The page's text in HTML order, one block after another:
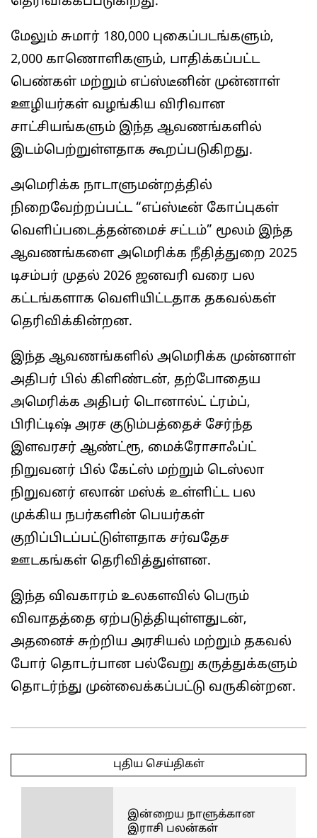
மேலும் சுமார் 180,000 புகைப்படங்களும்,
2,000 காணொளிகளும், பாதிக்கப்பட்ட
பெண்கள் மற்றும் எப்ஸ்டீனின் முன்னாள்
ஊழியர்கள் வழங்கிய விரிவான
சாட்சியங்களும் இந்த ஆவணங்களில்
இடம்பெற்றுள்ளதாக கூறப்படுகிறது.
அமெரிக்க நாடாளுமன்றத்தில்
நிறைவேற்றப்பட்ட “எப்ஸ்டீன் கோப்புகள்
வெளிப்படைத்தன்மைச் சட்டம்” மூலம் இந்த
ஆவணங்களை அமெரிக்க நீதித்துறை 2025
டிசம்பர் முதல் 2026 ஜனவரி வரை பல
கட்டங்களாக வெளியிட்டதாக தகவல்கள்
தெரிவிக்கின்றன.
இந்த ஆவணங்களில் அமெரிக்க முன்னாள்
அதிபர் பில் கிளிண்டன், தற்போதைய
அமெரிக்க அதிபர் டொனால்ட் ட்ரம்ப்,
பிரிட்டிஷ் அரச குடும்பத்தைச் சேர்ந்த
இளவரசர் ஆண்ட்ரூ, மைக்ரோசாஃப்ட்
நிறுவனர் பில் கேட்ஸ் மற்றும் டெஸ்லா
நிறுவனர் எலான் மஸ்க் உள்ளிட்ட பல
முக்கிய நபர்களின் பெயர்கள்
குறிப்பிடப்பட்டுள்ளதாக சர்வதேச
ஊடகங்கள் தெரிவித்துள்ளன.
இந்த விவகாரம் உலகளவில் பெரும்
விவாதத்தை ஏற்படுத்தியுள்ளதுடன்,
அதனைச் சுற்றிய அரசியல் மற்றும் தகவல்
போர் தொடர்பான பல்வேறு கருத்துக்களும்
தொடர்ந்து முன்வைக்கப்பட்டு வருகின்றன.
03-
புதிய செய்திகள்
இன்றைய நாளுக்கான
இராசி பலன்கள்